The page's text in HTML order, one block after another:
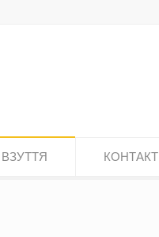
ВЗУТТЯ КОНТАКТ